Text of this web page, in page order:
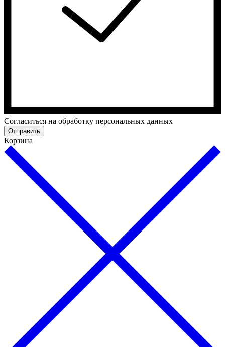
Cогласиться на обработку персональных данных
Отправить
Корзина